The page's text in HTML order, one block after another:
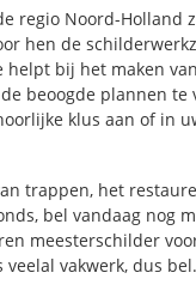
regio Noord-Holland
hen de
bij het maken
beoogde plannen te
klus aan of in
trappen, het
bel vandaag nog
meesterschilder
veelal vakwerk, dus